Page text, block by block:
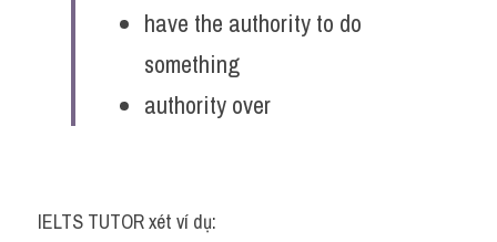
have the authority to do
something
authority over
IELTS TUTOR xét ví dụ: